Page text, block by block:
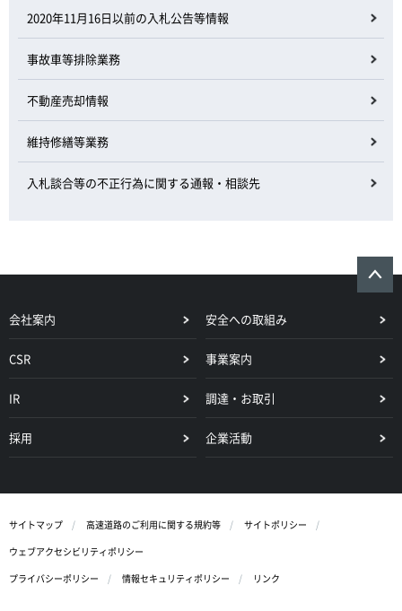
2020年11月16日以前の入札公告等情報
事故車等排除業務
不動産売却情報
維持修繕等業務
入札談合等の不正行為に関する通報・相談先
会社案内 安全への取組み
CSR 事業案内
IR 調達・お取引
採用 企業活動
サイトマップ 高速道路のご利用に関する規約等
サイトポリシー
ウェブアクセシビリティポリシー
プライバシーポリシー
情報セキュリティポリシー リンク